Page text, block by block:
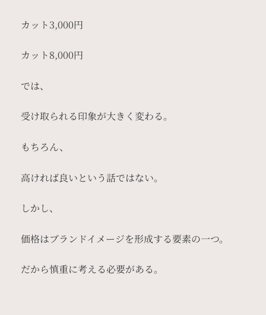
カット3,000円
カット8,000円
では、
受け取られる印象が大きく変わる。
もちろん、
高ければ良いという話ではない。
しかし、
価格はブランドイメージを形成する要素の一つ。
だから慎重に考える必要がある。